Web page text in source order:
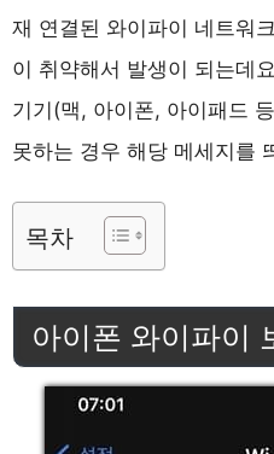
재 연결된 와이파이 네트워
이 취약해서 발생이 되는데
기기(맥, 아이폰, 아이패드
못하는 경우 해당 메세지를
목차
아이폰 와이파이